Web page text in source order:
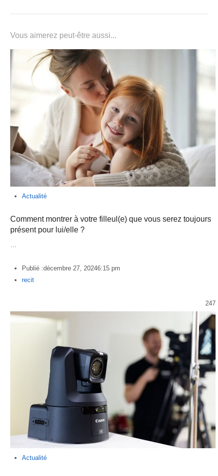
Vous aimerez peut-être aussi...
Actualité
Comment montrer à votre filleul(e) que vous serez toujours
présent pour lui/elle ?
Publié :décembre 27, 20246:15 pm
Author
recit
247
Actualité